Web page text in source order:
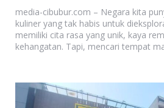
media-cibubur.com – Negara kita
kuliner yang tak habis untuk
memiliki cita rasa yang unik, kaya
kehangatan. Tapi, mencari tempat